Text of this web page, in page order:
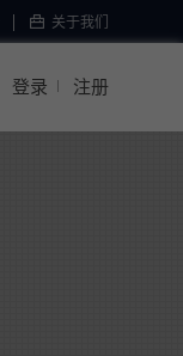
关于我们
登录 注册